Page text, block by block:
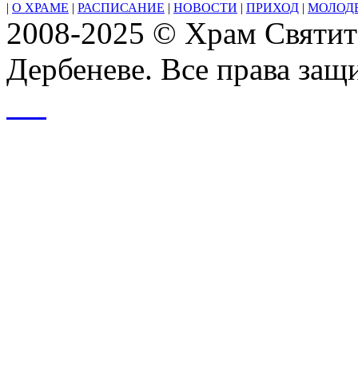
| О ХРАМЕ | РАСПИСАНИЕ | НОВОСТИ | ПРИХОД |
2008-2025 © Храм
Дербеневе. Все права